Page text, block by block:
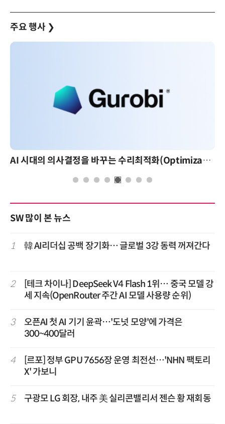
주요 행사 ❯
AI 시대의 의사결정을 바꾸는 수리최적화(Optimization): 실제 산업 적용 사례와 활용 전략
SW 많이 본 뉴스
1 韓 AI리더십 공백 장기화… 글로벌 3강 동력 꺼져간다
2
[테크 차이나] DeepSeek V4 Flash 1위… 중국 모델 강
세 지속(OpenRouter 주간 AI 모델 사용량 순위)
3
오픈AI 첫 AI 기기 윤곽…'도넛 모양'에 가격은
300~400달러
4
[르포] 정부 GPU 7656장 운영 최전선…'NHN 팩토리
X' 가보니
5 구광모 LG 회장, 내주 美 실리콘밸리서 젠슨 황 재회동